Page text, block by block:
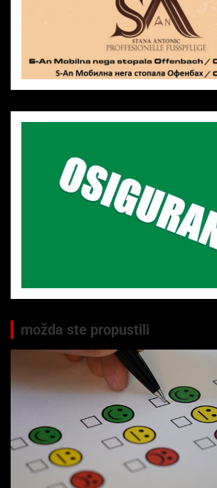
možda ste propustili